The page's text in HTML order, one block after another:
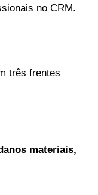
no CRM.
três frentes
materiais,